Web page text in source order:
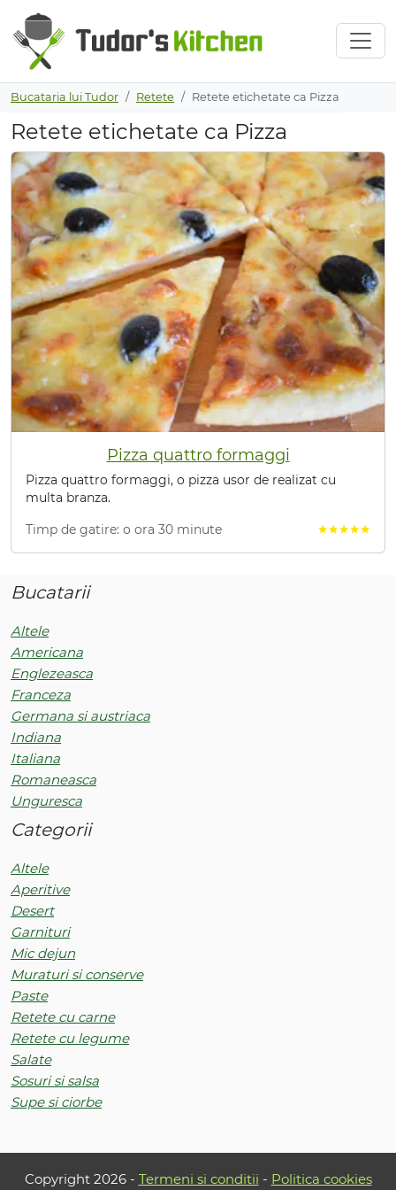
Bucataria lui Tudor Retete Retete etichetate ca Pizza
Retete etichetate ca Pizza
Pizza quattro formaggi
Pizza quattro formaggi, o pizza usor de realizat cu
multa branza.
Timp de gatire: o ora 30 minute
starstarstarstarstar
Bucatarii
Altele
Americana
Englezeasca
Franceza
Germana si austriaca
Indiana
Italiana
Romaneasca
Unguresca
Categorii
Altele
Aperitive
Desert
Garnituri
Mic dejun
Muraturi si conserve
Paste
Retete cu carne
Retete cu legume
Salate
Sosuri si salsa
Supe si ciorbe
Copyright 2026 - Termeni si conditii - Politica cookies